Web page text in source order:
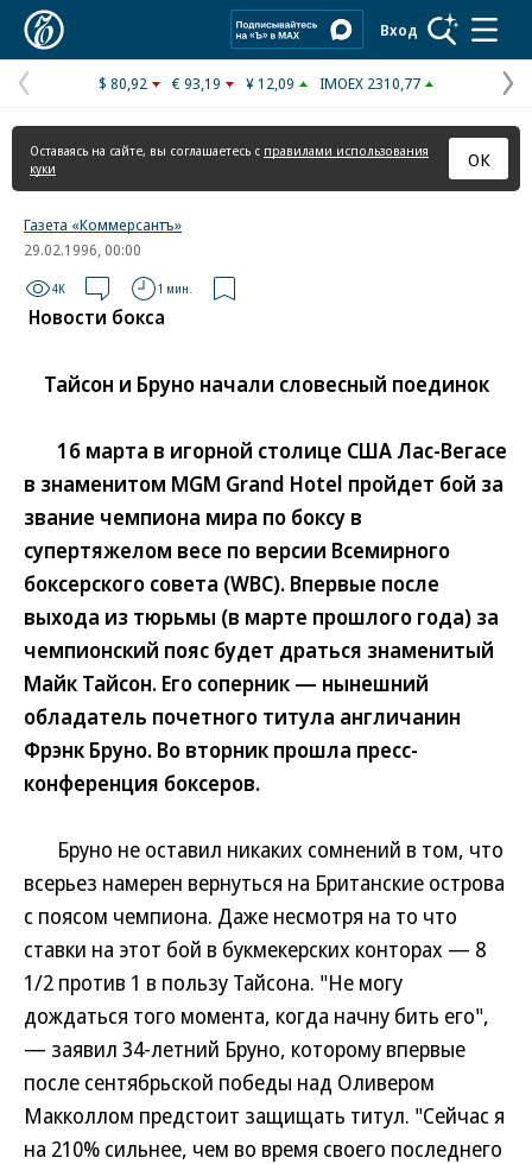
Вход
Предыдущая
страница
$ 80,92 € 93,19 ¥ 12,09 IMOEX 2310,77
Оставаясь на сайте, вы соглашаетесь с правилами использования
куки
ОК
Газета «Коммерсантъ»
29.02.1996, 00:00
4K 1 мин.
Новости бокса
Тайсон и Бруно начали словесный поединок
16 марта в игорной столице США Лас-Вегасе
в знаменитом MGM Grand Hotel пройдет бой за
звание чемпиона мира по боксу в
супертяжелом весе по версии Всемирного
боксерского совета (WBC). Впервые после
выхода из тюрьмы (в марте прошлого года) за
чемпионский пояс будет драться знаменитый
Майк Тайсон. Его соперник — нынешний
обладатель почетного титула англичанин
Фрэнк Бруно. Во вторник прошла пресс-
конференция боксеров.
Бруно не оставил никаких сомнений в том, что
всерьез намерен вернуться на Британские острова
с поясом чемпиона. Даже несмотря на то что
ставки на этот бой в букмекерских конторах — 8
1/2 против 1 в пользу Тайсона. "Не могу
дождаться того момента, когда начну бить его",
— заявил 34-летний Бруно, которому впервые
после сентябрьской победы над Оливером
Макколлом предстоит защищать титул. "Сейчас я
на 210% сильнее, чем во время своего последнего